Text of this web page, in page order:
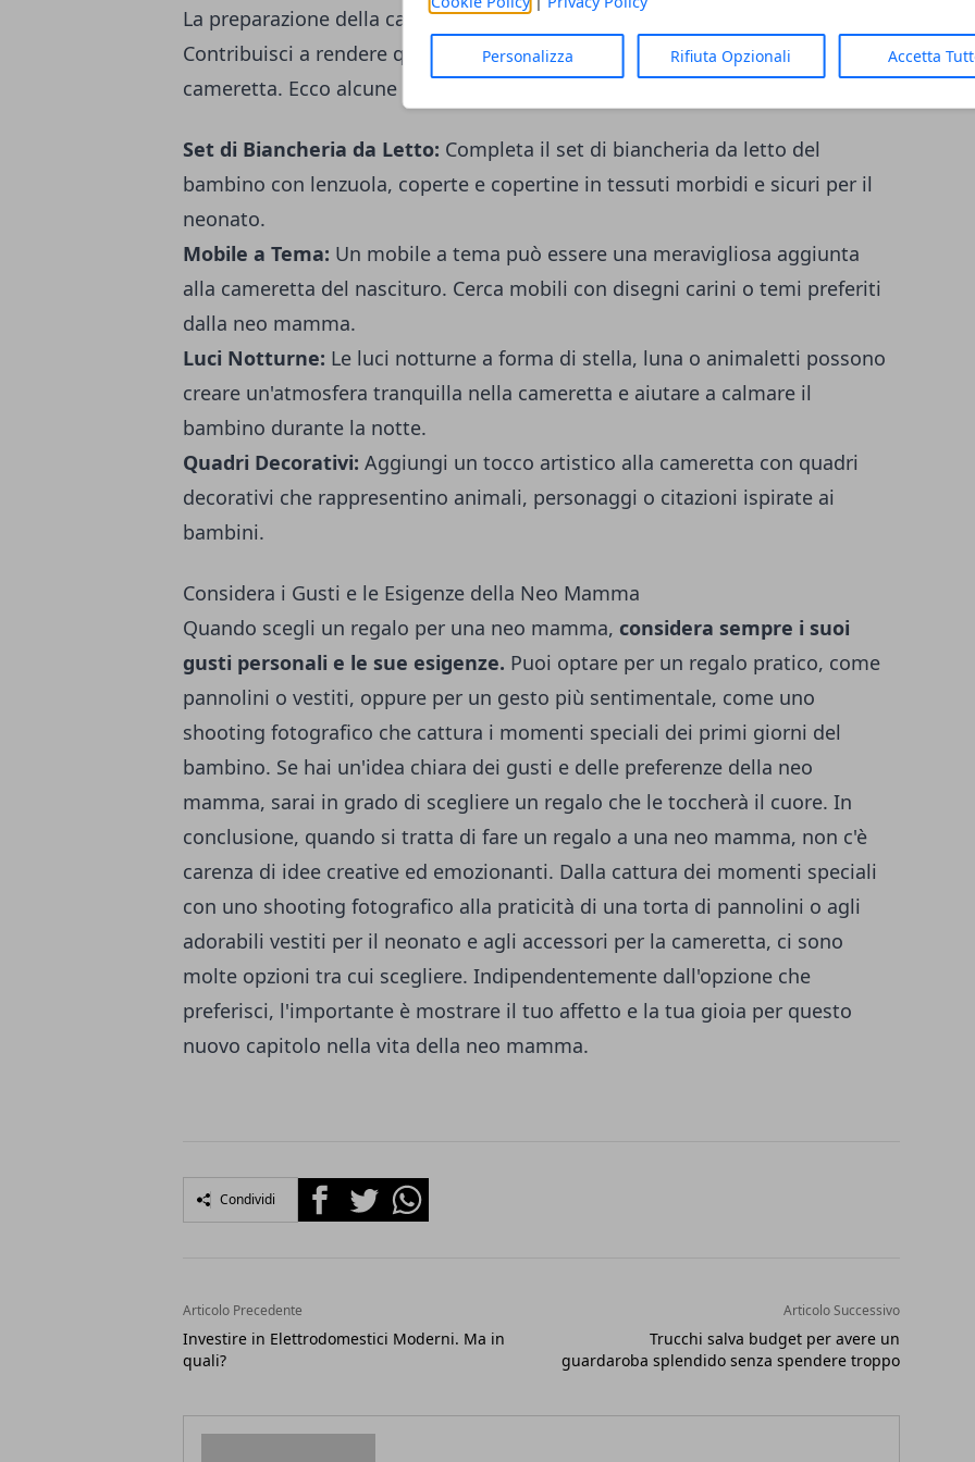
Personalizza Rifiuta Opzionali Accetta
La preparazione della cameretta del neonato è un'importante fase di attesa.
Contribuisci a rendere questo spazio speciale regalando accessori per la
cameretta. Ecco alcune idee:
Set di Biancheria da Letto: Completa il set di biancheria da letto del
bambino con lenzuola, coperte e copertine in tessuti morbidi e sicuri per il
neonato.
Mobile a Tema: Un mobile a tema può essere una meravigliosa aggiunta
alla cameretta del nascituro. Cerca mobili con disegni carini o temi preferiti
dalla neo mamma.
Luci Notturne: Le luci notturne a forma di stella, luna o animaletti possono
creare un'atmosfera tranquilla nella cameretta e aiutare a calmare il
bambino durante la notte.
Quadri Decorativi: Aggiungi un tocco artistico alla cameretta con quadri
decorativi che rappresentino animali, personaggi o citazioni ispirate ai
bambini.
Considera i Gusti e le Esigenze della Neo Mamma
Quando scegli un regalo per una neo mamma, considera sempre i suoi
gusti personali e le sue esigenze. Puoi optare per un regalo pratico, come
pannolini o vestiti, oppure per un gesto più sentimentale, come uno
shooting fotografico che cattura i momenti speciali dei primi giorni del
bambino. Se hai un'idea chiara dei gusti e delle preferenze della neo
mamma, sarai in grado di scegliere un regalo che le toccherà il cuore. In
conclusione, quando si tratta di fare un regalo a una neo mamma, non c'è
carenza di idee creative ed emozionanti. Dalla cattura dei momenti speciali
con uno shooting fotografico alla praticità di una torta di pannolini o agli
adorabili vestiti per il neonato e agli accessori per la cameretta, ci sono
molte opzioni tra cui scegliere. Indipendentemente dall'opzione che
preferisci, l'importante è mostrare il tuo affetto e la tua gioia per questo
nuovo capitolo nella vita della neo mamma.
Condividi FacebookTwitterWhatsapp
Articolo Precedente
Investire in Elettrodomestici Moderni. Ma in
quali?
Articolo Successivo
Trucchi salva budget per avere un
guardaroba splendido senza spendere troppo